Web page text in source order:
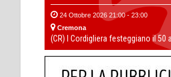
24 Ottobre 2026 21:00 - 23:00
Cremona
(CR) I Cordigliera festeggiano il 50